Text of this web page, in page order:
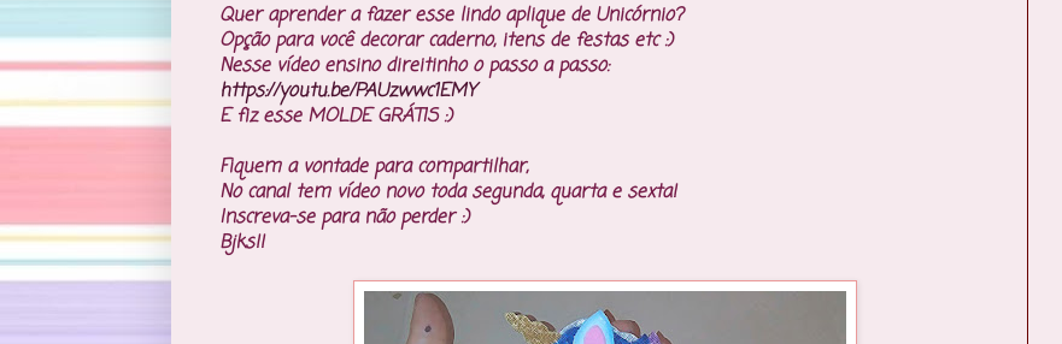
Quer aprender a fazer esse lindo aplique de Unicórnio?
Opção para você decorar caderno, itens de festas etc :)
Nesse vídeo ensino direitinho o passo a passo:
https://youtu.be/PAUzwwc1EMY
E fiz esse MOLDE GRÁTIS :)
Fiquem a vontade para compartilhar,
No canal tem vídeo novo toda segunda, quarta e sexta!
Inscreva-se para não perder :)
Bjks!!